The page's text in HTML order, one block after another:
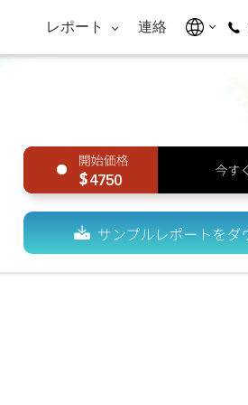
レポート 連絡
4750